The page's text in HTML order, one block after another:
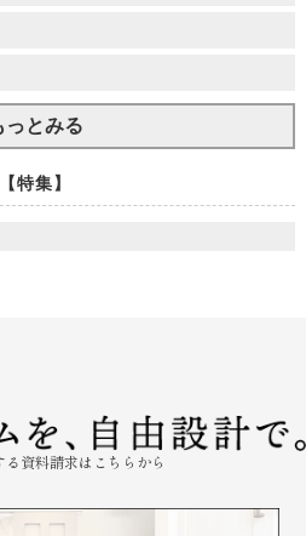
っとみる
【特集】
資料請求はこちらから